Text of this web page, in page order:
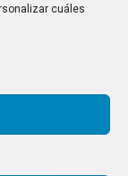
cuáles
de cookies